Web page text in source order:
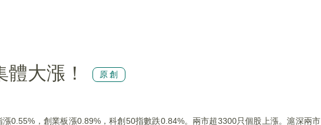
大漲！ 原創
0.55%，創業板漲0.89%，科創50指數跌0.84%。兩市超3300只個股上漲。滬深兩市